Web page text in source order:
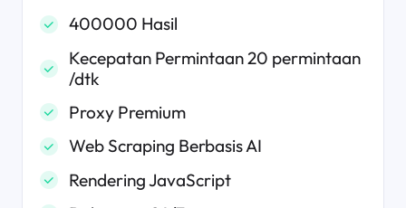
400000 Hasil
Kecepatan Permintaan 20 permintaan
/dtk
Proxy Premium
Web Scraping Berbasis AI
Rendering JavaScript